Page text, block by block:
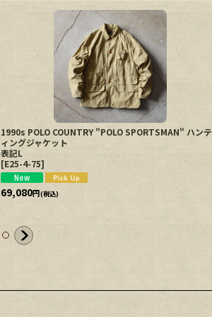
1990s POLO COUNTRY "POLO SPORTSMAN" ハンテ
ィングジャケット
表記L
[E25-4-75]
69,080円(税込)